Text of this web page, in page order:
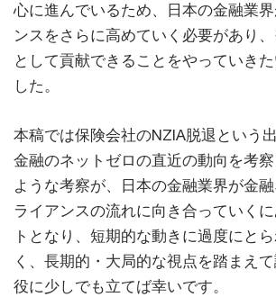
心に進んでいるため、日本の金融業
ンスをさらに高めていく必要があり
として貢献できることをやっていき
した。
本稿では保険会社のNZIA脱退という
金融のネットゼロの直近の動向を考
ような考察が、日本の金融業界が金
ライアンスの流れに向き合っていく
トとなり、短期的な動きに過度にと
く、長期的・大局的な視点を踏まえ
役に少しでも立てば幸いです。